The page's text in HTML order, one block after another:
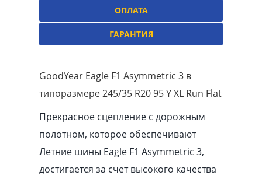
ОПЛАТА
ГАРАНТИЯ
GoodYear Eagle F1 Asymmetric 3 в
типоразмере 245/35 R20 95 Y XL Run Flat
Прекрасное сцепление с дорожным
полотном, которое обеспечивают
Летние шины Eagle F1 Asymmetric 3,
достигается за счет высокого качества